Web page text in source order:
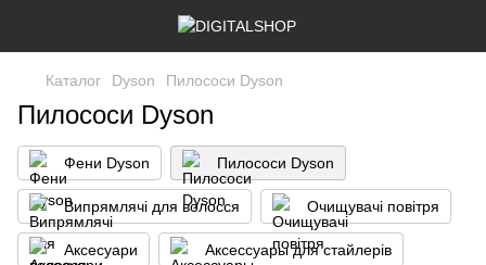
Каталог Dyson Пилососи Dyson
Пилососи Dyson
Фени Dyson Пилососи Dyson
Випрямлячі для волосся Очищувачі повітря
Аксесуари Аксессуары для стайлерів